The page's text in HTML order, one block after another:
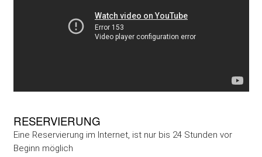
RESERVIERUNG
Eine Reservierung im Internet, ist nur bis 24 Stunden vor
Beginn möglich